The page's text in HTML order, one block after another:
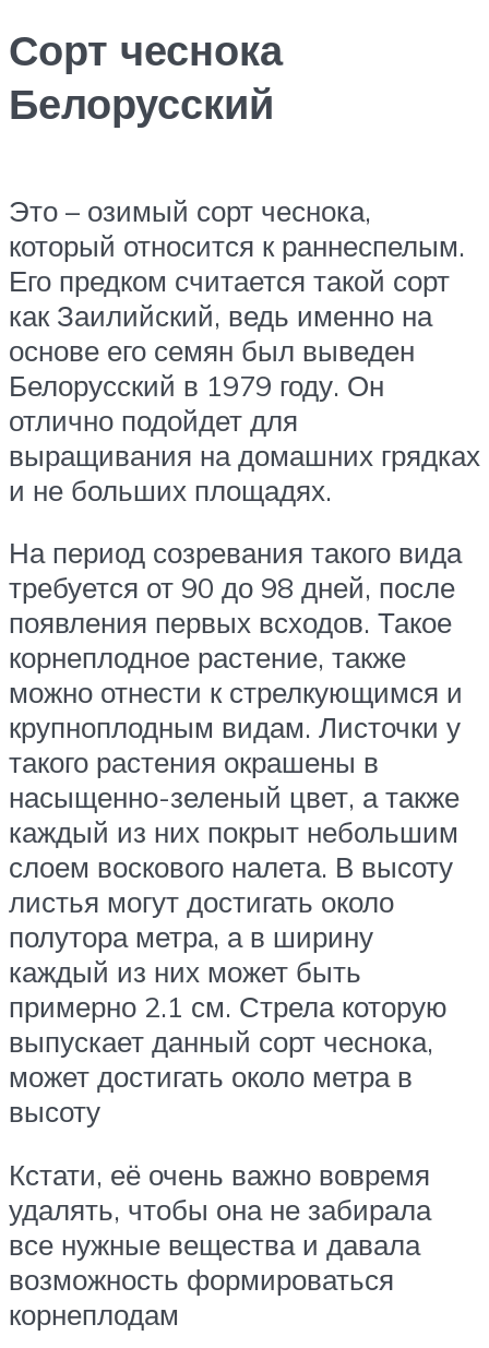
Сорт чеснока
Белорусский
Это – озимый сорт чеснока,
который относится к раннеспелым.
Его предком считается такой сорт
как Заилийский, ведь именно на
основе его семян был выведен
Белорусский в 1979 году. Он
отлично подойдет для
выращивания на домашних грядках
и не больших площадях.
На период созревания такого вида
требуется от 90 до 98 дней, после
появления первых всходов. Такое
корнеплодное растение, также
можно отнести к стрелкующимся и
крупноплодным видам. Листочки у
такого растения окрашены в
насыщенно-зеленый цвет, а также
каждый из них покрыт небольшим
слоем воскового налета. В высоту
листья могут достигать около
полутора метра, а в ширину
каждый из них может быть
примерно 2.1 см. Стрела которую
выпускает данный сорт чеснока,
может достигать около метра в
высоту
Кстати, её очень важно вовремя
удалять, чтобы она не забирала
все нужные вещества и давала
возможность формироваться
корнеплодам